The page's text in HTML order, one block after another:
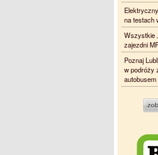
na testach
Wszystkie
zajezdni
Poznaj
w podróży
autobusem